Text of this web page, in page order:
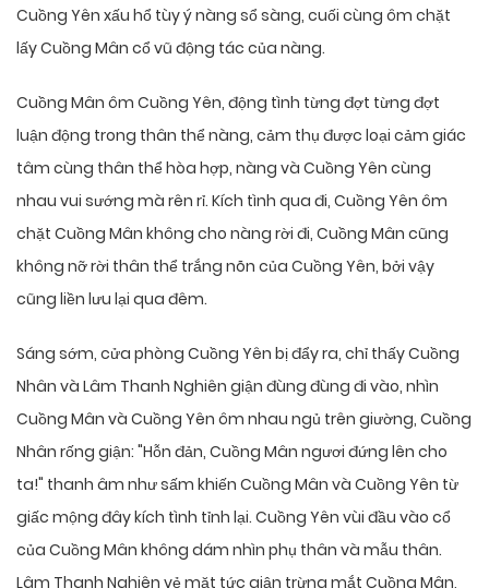
Cuồng Yên xấu hổ tùy ý nàng sổ sàng, cuối cùng ôm chặt
lấy Cuồng Mân cổ vũ động tác của nàng.
Cuồng Mân ôm Cuồng Yên, động tình từng đợt từng đợt
luận động trong thân thể nàng, cảm thụ được loại cảm giác
tâm cùng thân thể hòa hợp, nàng và Cuồng Yên cùng
nhau vui sướng mà rên rỉ. Kích tình qua đi, Cuồng Yên ôm
chặt Cuồng Mân không cho nàng rời đi, Cuồng Mân cũng
không nỡ rời thân thể trắng nõn của Cuồng Yên, bởi vậy
cũng liền lưu lại qua đêm.
Sáng sớm, cửa phòng Cuồng Yên bị đẩy ra, chỉ thấy Cuồng
Nhân và Lâm Thanh Nghiên giận đùng đùng đi vào, nhìn
Cuồng Mân và Cuồng Yên ôm nhau ngủ trên giường, Cuồng
Nhân rống giận: "Hỗn đản, Cuồng Mân ngươi đứng lên cho
ta!" thanh âm như sấm khiến Cuồng Mân và Cuồng Yên từ
giấc mộng đây kích tình tỉnh lại. Cuồng Yên vùi đầu vào cổ
của Cuồng Mân không dám nhìn phụ thân và mẫu thân.
Lâm Thanh Nghiên vẻ mặt tức giận trừng mắt Cuồng Mân,